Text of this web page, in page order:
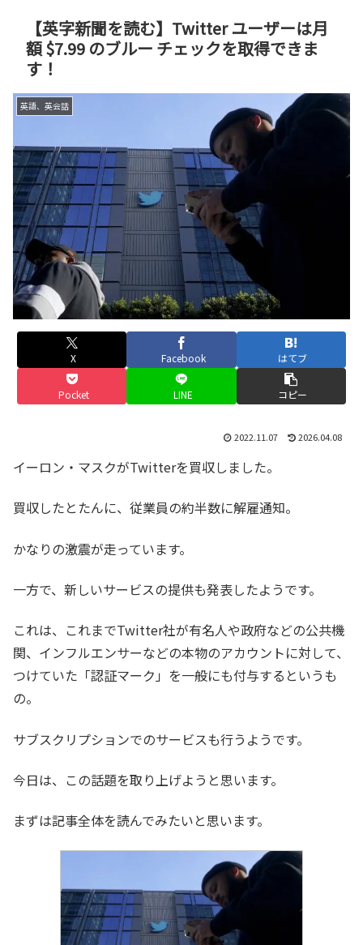
【英字新聞を読む】Twitter ユーザーは月
額 $7.99 のブルー チェックを取得できま
す！
英語、英会話
X Facebook はてブ
Pocket LINE コピー
2022.11.07 2026.04.08
イーロン・マスクがTwitterを買収しました。
買収したとたんに、従業員の約半数に解雇通知。
かなりの激震が走っています。
一方で、新しいサービスの提供も発表したようです。
これは、これまでTwitter社が有名人や政府などの公共機
関、インフルエンサーなどの本物のアカウントに対して、
つけていた「認証マーク」を一般にも付与するというも
の。
サブスクリプションでのサービスも行うようです。
今日は、この話題を取り上げようと思います。
まずは記事全体を読んでみたいと思います。